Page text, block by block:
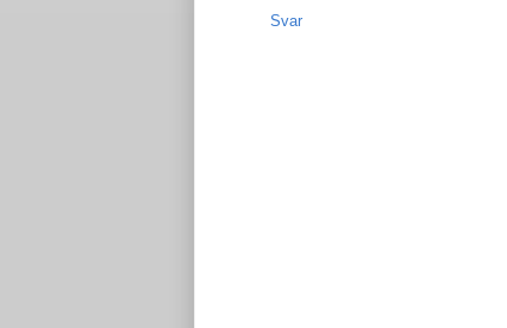
Svar